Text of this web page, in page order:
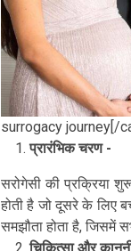
surrogacy journey[/
प्रारंभिक चरण -
सरोगेसी की प्रक्रिया
होती है जो दूसरे के लिए
समझौता होता है, जिसमें